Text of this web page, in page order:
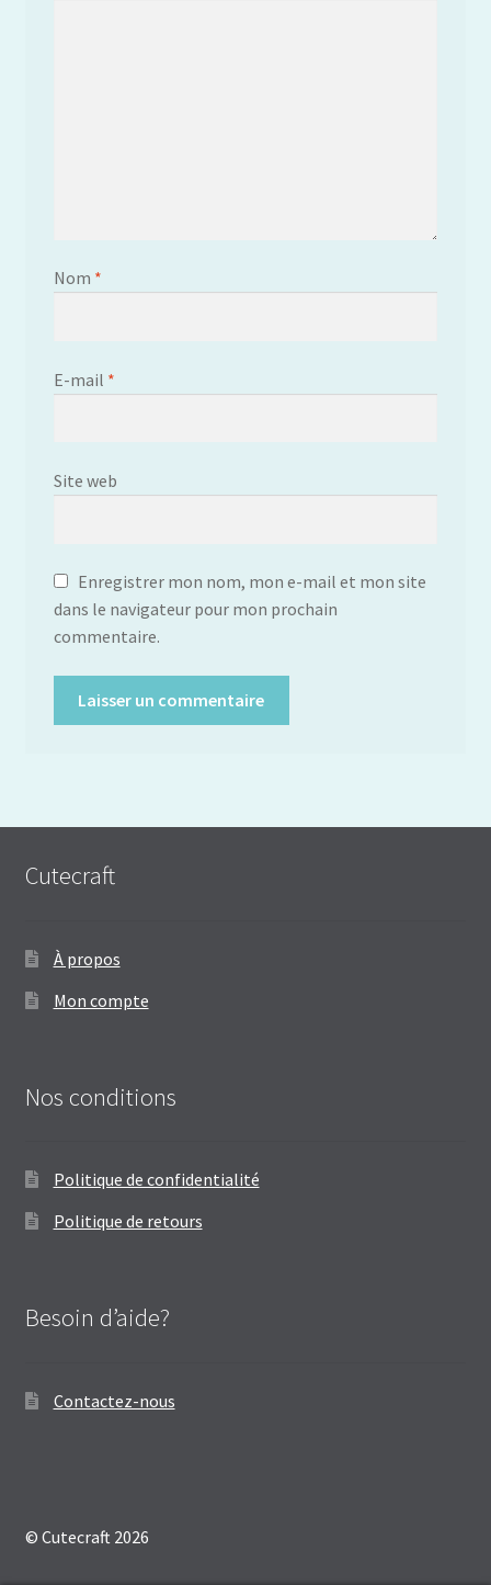
Nom *
E-mail *
Site web
Enregistrer mon nom, mon e-mail et mon site
dans le navigateur pour mon prochain
commentaire.
Cutecraft
À propos
Mon compte
Nos conditions
Politique de confidentialité
Politique de retours
Besoin d’aide?
Contactez-nous
© Cutecraft 2026